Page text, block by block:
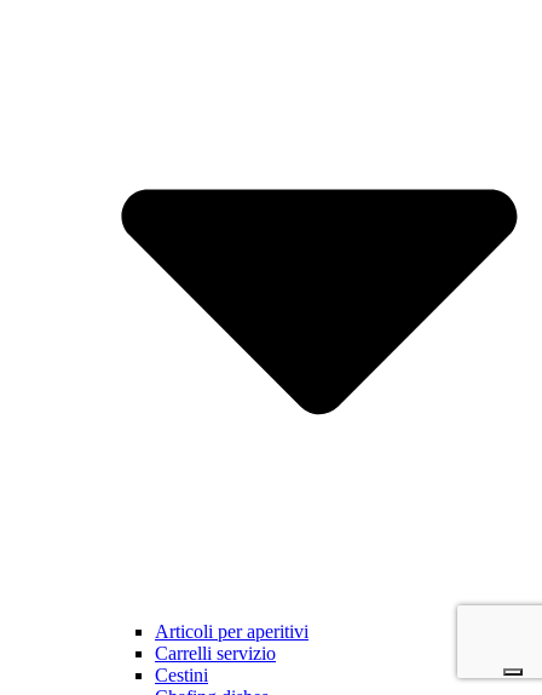
Articoli per aperitivi
Carrelli servizio
Cestini